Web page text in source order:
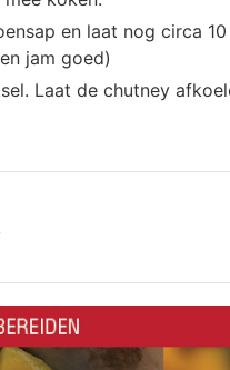
en laat nog circa
jam goed)
Laat de chutney